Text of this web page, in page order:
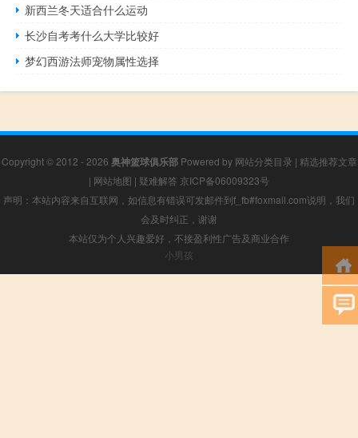
新西兰冬天适合什么运动
长沙自考考什么大学比较好
梦幻西游法师宠物属性选择
Copyright © 2012 - 2026 奥神篮球俱乐部Powered by 网站分类目录 | 精选推荐文章
| 网站地图 | 疑难解答 京ICP备06009323号
声明：本站内容来自互联网，如信息有错误可发邮件到f_fb#foxmail.com说明，我们
会及时纠正，谢谢
本站仅为个人兴趣爱好，不接盈利性广告及商业合作
小男孩